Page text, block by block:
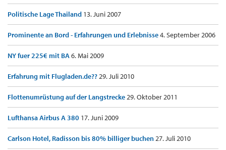
Politische Lage Thailand 13. Juni 2007
Prominente an Bord - Erfahrungen und Erlebnisse4. September 2006
NY fuer 225€ mit BA6. Mai 2009
Erfahrung mit Flugladen.de??29. Juli 2010
Flottenumrüstung auf der Langstrecke29. Oktober 2011
Lufthansa Airbus A 380 17. Juni 2009
Carlson Hotel, Radisson bis 80% billiger buchen27. Juli 2010